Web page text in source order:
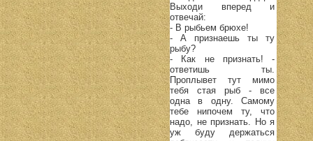
Выходи вперед и
отвечай:
- В рыбьем брюхе!
- А признаешь ты ту
рыбу?
- Как не признать! -
ответишь ты.
Проплывет тут мимо
тебя стая рыб - все
одна в одну. Самому
тебе нипочем ту, что
надо, не признать. Но я
уж буду держаться